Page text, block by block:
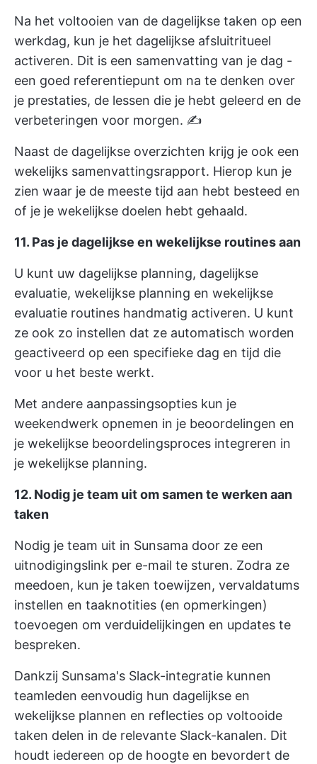
Na het voltooien van de dagelijkse taken op een
werkdag, kun je het dagelijkse afsluitritueel
activeren. Dit is een samenvatting van je dag -
een goed referentiepunt om na te denken over
je prestaties, de lessen die je hebt geleerd en de
verbeteringen voor morgen. ✍️
Naast de dagelijkse overzichten krijg je ook een
wekelijks samenvattingsrapport. Hierop kun je
zien waar je de meeste tijd aan hebt besteed en
of je je wekelijkse doelen hebt gehaald.
11. Pas je dagelijkse en wekelijkse routines aan
U kunt uw dagelijkse planning, dagelijkse
evaluatie, wekelijkse planning en wekelijkse
evaluatie routines handmatig activeren. U kunt
ze ook zo instellen dat ze automatisch worden
geactiveerd op een specifieke dag en tijd die
voor u het beste werkt.
Met andere aanpassingsopties kun je
weekendwerk opnemen in je beoordelingen en
je wekelijkse beoordelingsproces integreren in
je wekelijkse planning.
12. Nodig je team uit om samen te werken aan
taken
Nodig je team uit in Sunsama door ze een
uitnodigingslink per e-mail te sturen. Zodra ze
meedoen, kun je taken toewijzen, vervaldatums
instellen en taaknotities (en opmerkingen)
toevoegen om verduidelijkingen en updates te
bespreken.
Dankzij Sunsama's Slack-integratie kunnen
teamleden eenvoudig hun dagelijkse en
wekelijkse plannen en reflecties op voltooide
taken delen in de relevante Slack-kanalen. Dit
houdt iedereen op de hoogte en bevordert de